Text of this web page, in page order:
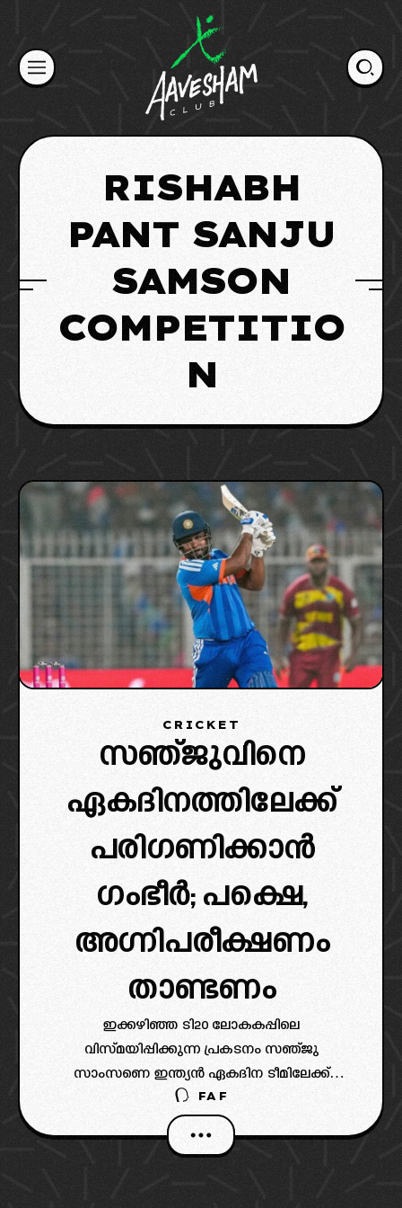
content
RISHABH
PANT SANJU
SAMSON
COMPETITIO
N
CRICKET
സഞ്ജുവിനെ
ഏകദിനത്തിലേക്ക്
പരിഗണിക്കാൻ
ഗംഭീർ; പക്ഷെ,
അഗ്നിപരീക്ഷണം
താണ്ടണം
ഇക്കഴിഞ്ഞ ടി20 ലോകകപ്പിലെ
വിസ്മയിപ്പിക്കുന്ന പ്രകടനം സഞ്ജു
സാംസണെ ഇന്ത്യൻ ഏകദിന ടീമിലേക്ക്
തിരികെ എത്തിക്കുമോ എന്നതാണ്
ആരാധകരുടെ പ്രധാന ചോദ്യം (Sanju Samson
ODI Selection Chances). കിരീടനേട്ടത്തിൽ
FAF